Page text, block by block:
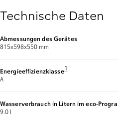
Technische Daten
Abmessungen des Gerätes
815x598x550 mm
EnergieeffizienzklasseFussnote 1: auf
1
A
Wasserverbrauch in Litern im eco-
9.0 l